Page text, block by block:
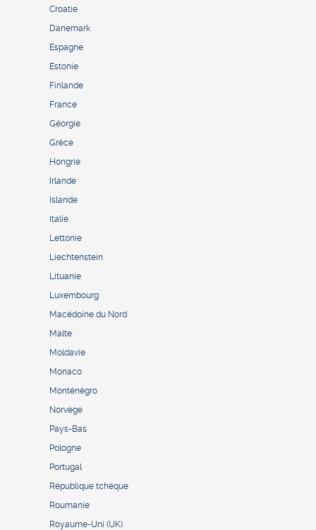
Croatie
Danemark
Espagne
Estonie
Finlande
France
Géorgie
Grèce
Hongrie
Irlande
Islande
Italie
Lettonie
Liechtenstein
Lituanie
Luxembourg
Macédoine du Nord
Malte
Moldavie
Monaco
Monténégro
Norvège
Pays-Bas
Pologne
Portugal
République tchèque
Roumanie
Royaume-Uni (UK)